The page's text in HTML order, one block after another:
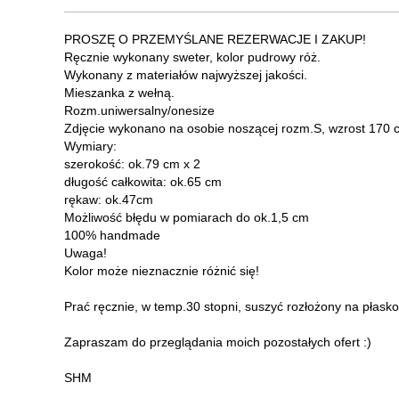
PROSZĘ O PRZEMYŚLANE REZERWACJE I ZAKUP!
Ręcznie wykonany sweter, kolor pudrowy róż.
Wykonany z materiałów najwyższej jakości.
Mieszanka z wełną.
Rozm.uniwersalny/onesize
Zdjęcie wykonano na osobie noszącej rozm.S, wzrost 170
Wymiary:
szerokość: ok.79 cm x 2
długość całkowita: ok.65 cm
rękaw: ok.47cm
Możliwość błędu w pomiarach do ok.1,5 cm
100% handmade
Uwaga!
Kolor może nieznacznie różnić się!
Prać ręcznie, w temp.30 stopni, suszyć rozłożony na płasko
Zapraszam do przeglądania moich pozostałych ofert :)
SHM